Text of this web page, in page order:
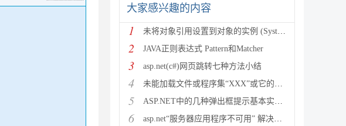
大家感兴趣的内容
1 未将对象引用设置到对象的实例 (System.NullRef
2 JAVA正则表达式 Pattern和Matcher
3 asp.net(c#)网页跳转七种方法小结
4 未能加载文件或程序集“XXX”或它的某一个依赖项。试图加载格
5 ASP.NET中的几种弹出框提示基本实现方法
6 asp.net“服务器应用程序不可用” 解决方法